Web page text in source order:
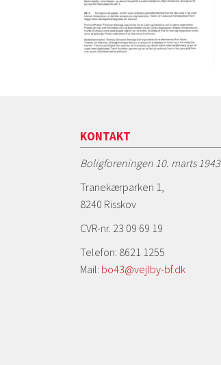
KONTAKT
Boligforeningen 10. marts 1943
Tranekærparken 1,
8240 Risskov
CVR-nr. 23 09 69 19
Telefon: 8621 1255
Mail: bo43@vejlby-bf.dk